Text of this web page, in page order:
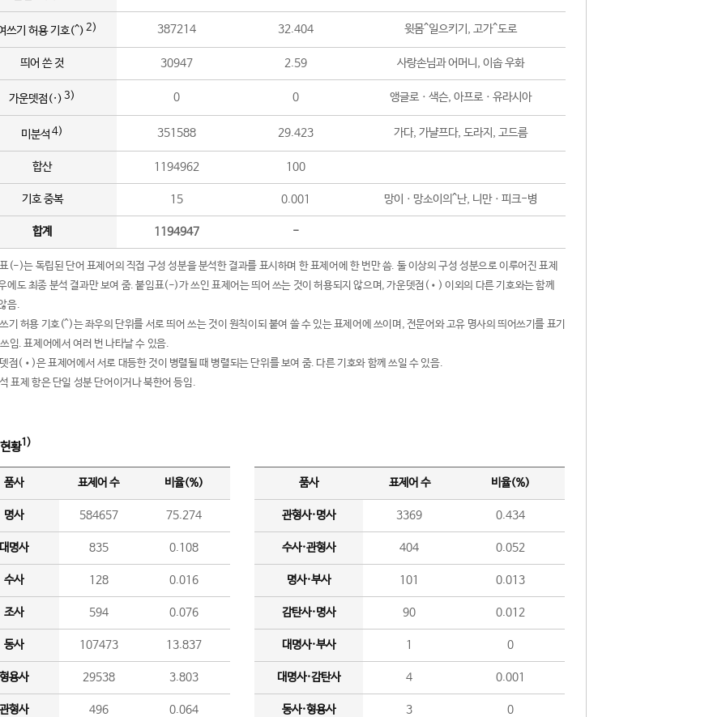
쓰기 허용 기호(^) 2) 387214 32.404 윗몸^일으키기, 고가^도로
띄어 쓴 것 30947 2.59 사랑손님과 어머니, 이솝 우화
가운뎃점(·) 3) 0 0 앵글로ㆍ색슨, 아프로ㆍ유라시아
미분석 4) 351588 29.423 가다, 가냘프다, 도라지, 고드름
합산 1194962 100
기호 중복 15 0.001 망이ㆍ망소이의^난, 니만ㆍ피크-병
합계 1194947 -
(-)는 독립된 단어 표제어의 직접 구성 성분을 분석한 결과를 표시하며 한 표제어에 한 번만 씀. 둘 이상의 구성 성분으로 이루어진 표제
에도 최종 분석 결과만 보여 줌. 붙임표(-)가 쓰인 표제어는 띄어 쓰는 것이 허용되지 않으며, 가운뎃점(•) 이외의 다른 기호와는 함께
음.
기 허용 기호(^)는 좌우의 단위를 서로 띄어 쓰는 것이 원칙이되 붙여 쓸 수 있는 표제어에 쓰이며, 전문어와 고유 명사의 띄어쓰기를 표기
임. 표제어에서 여러 번 나타날 수 있음.
점(•)은 표제어에서 서로 대등한 것이 병렬될 때 병렬되는 단위를 보여 줌. 다른 기호와 함께 쓰일 수 있음.
표제 항은 단일 성분 단어이거나 북한어 등임.
황1)
품사 표제어 수 비율(%)
명사 584657 75.274
명사 835 0.108
수사 128 0.016
조사 594 0.076
동사 107473 13.837
용사 29538 3.803
형사 496 0.064
품사 표제어 수 비율(%)
관형사·명사 3369 0.434
수사·관형사 404 0.052
명사·부사 101 0.013
감탄사·명사 90 0.012
대명사·부사 1 0
대명사·감탄사 4 0.001
동사·형용사 3 0